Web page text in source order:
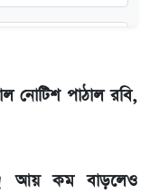
জয়
খুললেন দিলীপ
নোটিশ পাঠাল রবি,
আয় কম বাড়লেও